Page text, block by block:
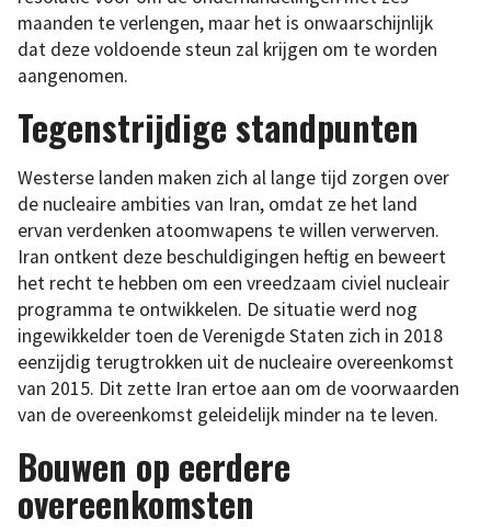
maanden te verlengen, maar het is onwaarschijnlijk
dat deze voldoende steun zal krijgen om te worden
aangenomen.
Tegenstrijdige standpunten
Westerse landen maken zich al lange tijd zorgen over
de nucleaire ambities van Iran, omdat ze het land
ervan verdenken atoomwapens te willen verwerven.
Iran ontkent deze beschuldigingen heftig en beweert
het recht te hebben om een vreedzaam civiel nucleair
programma te ontwikkelen. De situatie werd nog
ingewikkelder toen de Verenigde Staten zich in 2018
eenzijdig terugtrokken uit de nucleaire overeenkomst
van 2015. Dit zette Iran ertoe aan om de voorwaarden
van de overeenkomst geleidelijk minder na te leven.
Bouwen op eerdere
overeenkomsten